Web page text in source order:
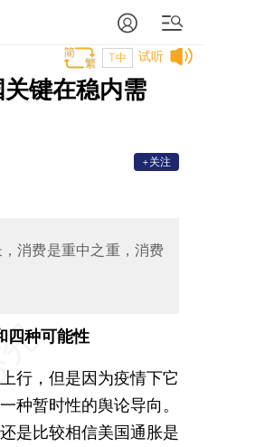
试听
T中
键在稳内需
+关注
消费是重中之重，消费
四种可能性
，但是因为疫情下它
种暂时性的舆论导向。
是比较相信美国通胀是